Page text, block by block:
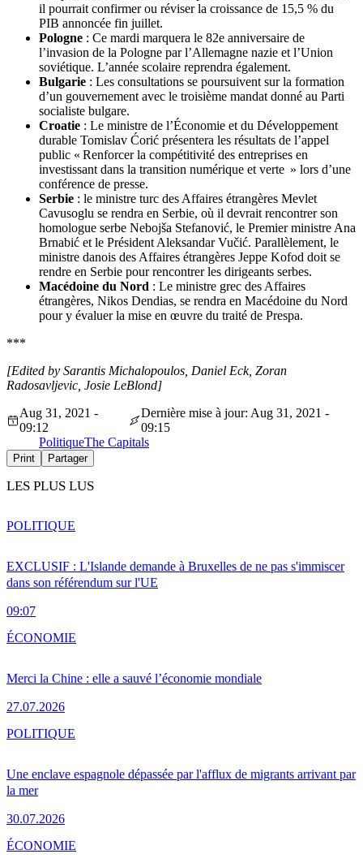
il pourrait confirmer ou réviser la croissance de 15,5 % du
PIB annoncée fin juillet.
Pologne : Ce mardi marquera le 82e anniversaire de
l’invasion de la Pologne par l’Allemagne nazie et l’Union
soviétique. L’année scolaire reprendra également.
Bulgarie : Les consultations se poursuivent sur la formation
d’un gouvernement avec le troisième mandat donné au Parti
socialiste bulgare.
Croatie : Le ministre de l’Économie et du Développement
durable Tomislav Ćorić présentera les résultats de l’appel
public « Renforcer la compétitivité des entreprises en
investissant dans la transition numérique et verte » lors d’une
conférence de presse.
Serbie : le ministre turc des Affaires étrangères Mevlet
Cavusoglu se rendra en Serbie, où il devrait rencontrer son
homologue serbe Nebojša Stefanović, le Premier ministre Ana
Brnabić et le Président Aleksandar Vučić. Parallèlement, le
ministre danois des Affaires étrangères Jeppe Kofod doit se
rendre en Serbie pour rencontrer les dirigeants serbes.
Macédoine du Nord : Le ministre grec des Affaires
étrangères, Nikos Dendias, se rendra en Macédoine du Nord
pour y évaluer la mise en œuvre du traité de Prespa.
***
[Edited by Sarantis Michalopoulos, Daniel Eck, Zoran
Radosavljevic, Josie LeBlond]
Aug 31, 2021 -
09:12
Dernière mise à jour: Aug 31, 2021 -
09:15
PolitiqueThe Capitals
Print Partager
LES PLUS LUS
EXCLUSIF : L'Islande demande à Bruxelles de ne pas s'immiscer
dans son référendum sur l'UE
09:07
POLITIQUE
Merci la Chine : elle a sauvé l’économie mondiale
27.07.2026
ÉCONOMIE
Une enclave espagnole dépassée par l'afflux de migrants arrivant par
la mer
30.07.2026
POLITIQUE
ÉCONOMIE